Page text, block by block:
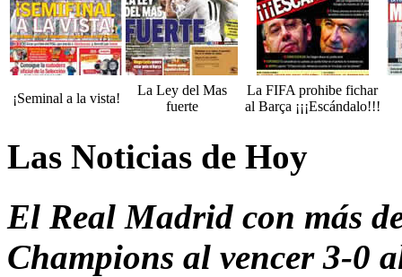
¡Seminal a la vista!
La Ley del Mas
fuerte
La FIFA prohibe fichar
al Barça ¡¡¡Escándalo!!!
Las Noticias de Hoy
El Real Madrid con más
Champions al vencer 3-0